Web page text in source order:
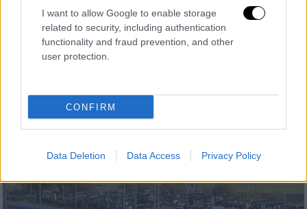
I want to allow Google to enable storage
related to security, including authentication
functionality and fraud prevention, and other
user protection.
CONFIRM
Data Deletion Data Access Privacy Policy
Ελλάδα|12.12.2025 15:27
16 Δεκεμβρίου
Τι αποφάσισε η ΑΔΕΔΥ στο 39ο συνέδριό